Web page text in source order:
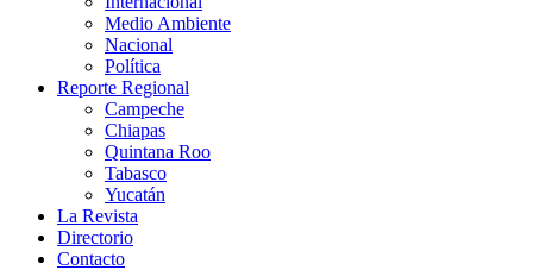
Medio Ambiente
Nacional
Política
Reporte Regional
Campeche
Chiapas
Quintana Roo
Tabasco
Yucatán
La Revista
Directorio
Contacto